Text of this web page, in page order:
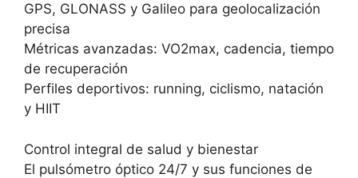
GPS, GLONASS y Galileo para geolocalización
precisa
Métricas avanzadas: VO2max, cadencia, tiempo
de recuperación
Perfiles deportivos: running, ciclismo, natación
y HIIT
Control integral de salud y bienestar
El pulsómetro óptico 24/7 y sus funciones de